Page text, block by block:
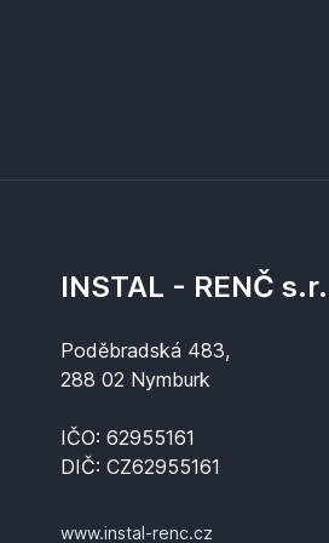
INSTAL - RENČ
Poděbradská 483,
288 02 Nymburk
IČO: 62955161
DIČ: CZ62955161
www.instal-renc.cz